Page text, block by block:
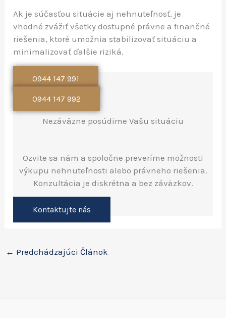
Ak je súčasťou situácie aj nehnuteľnosť, je
vhodné zvážiť všetky dostupné právne a finančné
riešenia, ktoré umožnia stabilizovať situáciu a
minimalizovať ďalšie riziká.
0944 147 991
0944 147 992
Nezáväzne posúdime Vašu situáciu
Ozvite sa nám a spoločne preveríme možnosti
výkupu nehnuteľnosti alebo právneho riešenia.
Konzultácia je diskrétna a bez záväzkov.
Kontaktujte nás
← Predchádzajúci Článok